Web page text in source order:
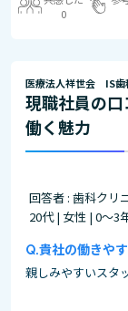
0
医療法人祥世会 IS歯
現職社員の
働く魅力
回答者 : 歯科クリ
20代 | 女性 | 0～3
貴社の働きや
親しみやすいスタ